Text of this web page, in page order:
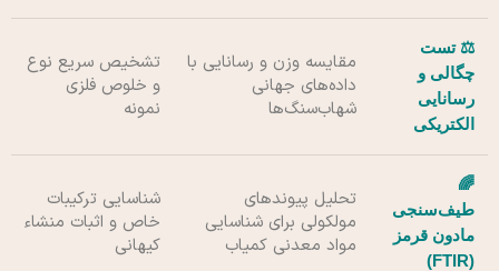
⚖️ تست
چگالی و
رسانایی
الکتریکی
مقایسه وزن و رسانایی با
داده‌های جهانی
شهاب‌سنگ‌ها
تشخیص سریع نوع
و خلوص فلزی
نمونه
🌈
طیف‌سنجی
مادون قرمز
(FTIR)
تحلیل پیوندهای
مولکولی برای شناسایی
مواد معدنی کمیاب
شناسایی ترکیبات
خاص و اثبات منشاء
کیهانی